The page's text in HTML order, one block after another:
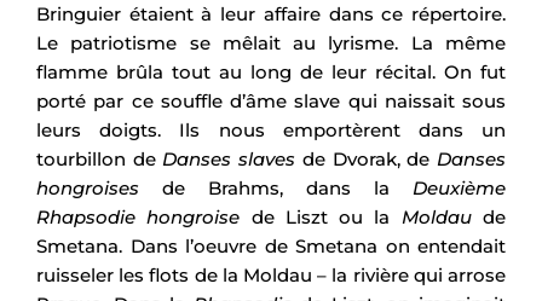
Bringuier étaient à leur affaire dans ce répertoire.
Le patriotisme se mêlait au lyrisme. La même
flamme brûla tout au long de leur récital. On fut
porté par ce souffle d’âme slave qui naissait sous
leurs doigts. Ils nous emportèrent dans un
tourbillon de Danses slaves de Dvorak, de Danses
hongroises de Brahms, dans la Deuxième
Rhapsodie hongroise de Liszt ou la Moldaude
Smetana. Dans l’oeuvre de Smetana on entendait
ruisseler les flots de la Moldau – la rivière qui arrose